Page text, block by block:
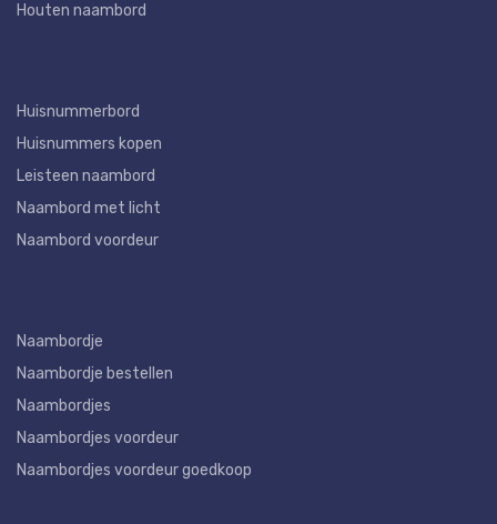
Houten naambord
Huisnummerbord
Huisnummers kopen
Leisteen naambord
Naambord met licht
Naambord voordeur
Naambordje
Naambordje bestellen
Naambordjes
Naambordjes voordeur
Naambordjes voordeur goedkoop